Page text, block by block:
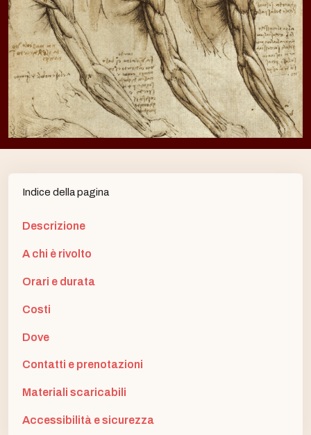
Indice della pagina
Descrizione
A chi è rivolto
Orari e durata
Costi
Dove
Contatti e prenotazioni
Materiali scaricabili
Accessibilità e sicurezza